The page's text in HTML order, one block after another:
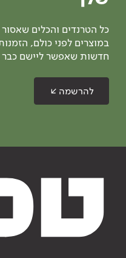
כל הטרנדים והכלים
במוצרים לפני כולם,
חדשות שאפשר ליישם כבר
להרשמה